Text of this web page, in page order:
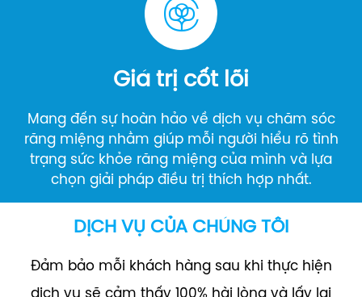
Giá trị cốt lõi
Mang đến sự hoàn hảo về dịch vụ chăm sóc
răng miệng nhằm giúp mỗi người hiểu rõ tình
trạng sức khỏe răng miệng của mình và lựa
chọn giải pháp điều trị thích hợp nhất.
DỊCH VỤ CỦA CHÚNG TÔI
Đảm bảo mỗi khách hàng sau khi thực hiện
dịch vụ sẽ cảm thấy 100% hài lòng và lấy lại